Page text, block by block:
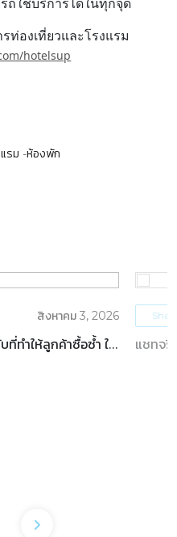
ท่องเที่ยวและโรงแรม
hotelsup
รม ห้องพัก
สิงหาคม 3, 2026
ทำให้ลูกค้าซื้อซ้ำ ใน
แชทจริ